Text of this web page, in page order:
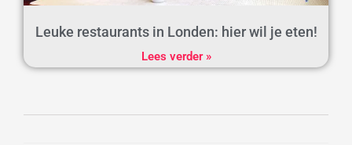
Leuke restaurants in Londen: hier wil je eten!
Lees verder »